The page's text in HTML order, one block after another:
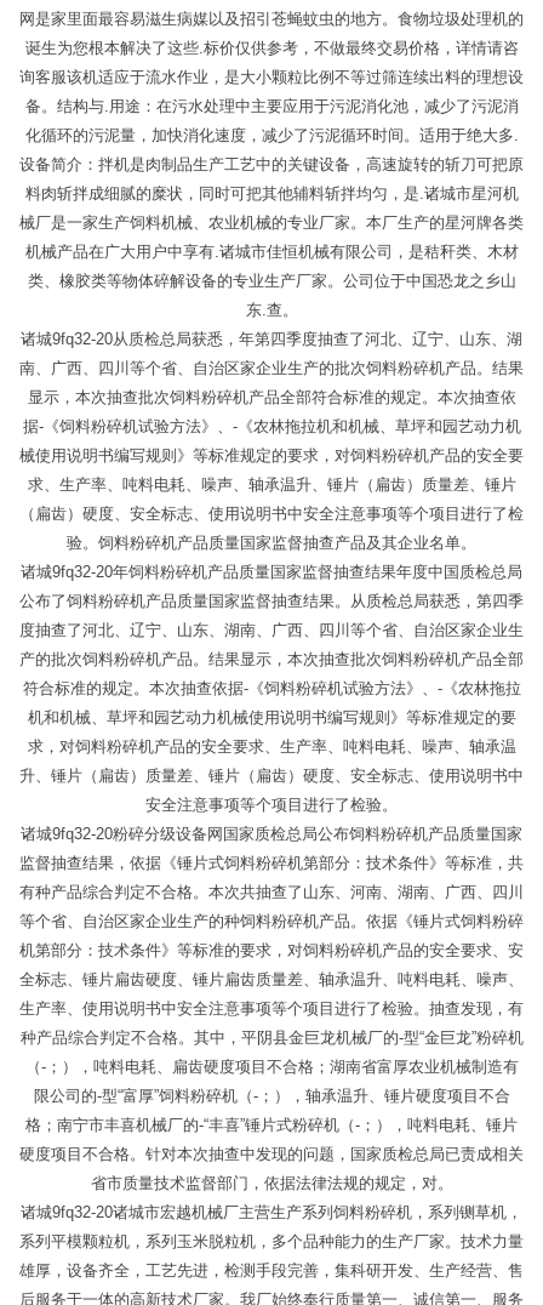
网是家里面最容易滋生病媒以及招引苍蝇蚊虫的地方。食物垃圾处理机的
诞生为您根本解决了这些.标价仅供参考，不做最终交易价格，详情请咨
询客服该机适应于流水作业，是大小颗粒比例不等过筛连续出料的理想设
备。结构与.用途：在污水处理中主要应用于污泥消化池，减少了污泥消
化循环的污泥量，加快消化速度，减少了污泥循环时间。适用于绝大多.
设备简介：拌机是肉制品生产工艺中的关键设备，高速旋转的斩刀可把原
料肉斩拌成细腻的糜状，同时可把其他辅料斩拌均匀，是.诸城市星河机
械厂是一家生产饲料机械、农业机械的专业厂家。本厂生产的星河牌各类
机械产品在广大用户中享有.诸城市佳恒机械有限公司，是秸秆类、木材
类、橡胶类等物体碎解设备的专业生产厂家。公司位于中国恐龙之乡山
东.查。
诸城9fq32-20从质检总局获悉，年第四季度抽查了河北、辽宁、山东、湖
南、广西、四川等个省、自治区家企业生产的批次饲料粉碎机产品。结果
显示，本次抽查批次饲料粉碎机产品全部符合标准的规定。本次抽查依
据-《饲料粉碎机试验方法》、-《农林拖拉机和机械、草坪和园艺动力机
械使用说明书编写规则》等标准规定的要求，对饲料粉碎机产品的安全要
求、生产率、吨料电耗、噪声、轴承温升、锤片（扁齿）质量差、锤片
（扁齿）硬度、安全标志、使用说明书中安全注意事项等个项目进行了检
验。饲料粉碎机产品质量国家监督抽查产品及其企业名单。
诸城9fq32-20年饲料粉碎机产品质量国家监督抽查结果年度中国质检总局
公布了饲料粉碎机产品质量国家监督抽查结果。从质检总局获悉，第四季
度抽查了河北、辽宁、山东、湖南、广西、四川等个省、自治区家企业生
产的批次饲料粉碎机产品。结果显示，本次抽查批次饲料粉碎机产品全部
符合标准的规定。本次抽查依据-《饲料粉碎机试验方法》、-《农林拖拉
机和机械、草坪和园艺动力机械使用说明书编写规则》等标准规定的要
求，对饲料粉碎机产品的安全要求、生产率、吨料电耗、噪声、轴承温
升、锤片（扁齿）质量差、锤片（扁齿）硬度、安全标志、使用说明书中
安全注意事项等个项目进行了检验。
诸城9fq32-20粉碎分级设备网国家质检总局公布饲料粉碎机产品质量国家
监督抽查结果，依据《锤片式饲料粉碎机第部分：技术条件》等标准，共
有种产品综合判定不合格。本次共抽查了山东、河南、湖南、广西、四川
等个省、自治区家企业生产的种饲料粉碎机产品。依据《锤片式饲料粉碎
机第部分：技术条件》等标准的要求，对饲料粉碎机产品的安全要求、安
全标志、锤片扁齿硬度、锤片扁齿质量差、轴承温升、吨料电耗、噪声、
生产率、使用说明书中安全注意事项等个项目进行了检验。抽查发现，有
种产品综合判定不合格。其中，平阴县金巨龙机械厂的-型“金巨龙”粉碎机
（-；），吨料电耗、扁齿硬度项目不合格；湖南省富厚农业机械制造有
限公司的-型“富厚”饲料粉碎机（-；），轴承温升、锤片硬度项目不合
格；南宁市丰喜机械厂的-“丰喜”锤片式粉碎机（-；），吨料电耗、锤片
硬度项目不合格。针对本次抽查中发现的问题，国家质检总局已责成相关
省市质量技术监督部门，依据法律法规的规定，对。
诸城9fq32-20诸城市宏越机械厂主营生产系列饲料粉碎机，系列铡草机，
系列平模颗粒机，系列玉米脱粒机，多个品种能力的生产厂家。技术力量
雄厚，设备齐全，工艺先进，检测手段完善，集科研开发、生产经营、售
后服务于一体的高新技术厂家。我厂始终奉行质量第一、诚信第一、服务